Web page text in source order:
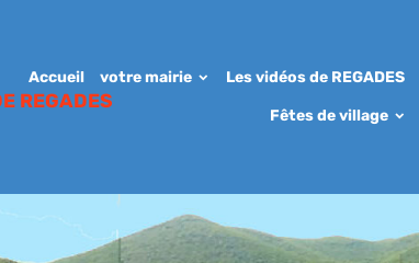
REGADES
Accueil votre mairie Les vidéos de REGADES
Fêtes de village